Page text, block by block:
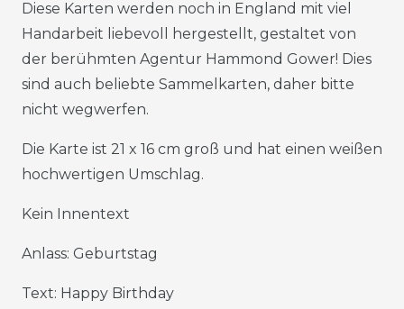
Diese Karten werden noch in England mit viel
Handarbeit liebevoll hergestellt, gestaltet von
der berühmten Agentur Hammond Gower! Dies
sind auch beliebte Sammelkarten, daher bitte
nicht wegwerfen.
Die Karte ist 21 x 16 cm groß und hat einen weißen
hochwertigen Umschlag.
Kein Innentext
Anlass: Geburtstag
Text: Happy Birthday